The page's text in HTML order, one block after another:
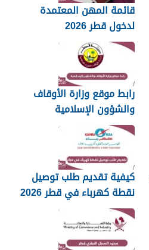
قائمة المهن المعتمدة
لدخول قطر 2026
رابط موقع وزارة الأوقاف
والشؤون الإسلامية
islam.gov.qa
كيفية تقديم طلب توصيل
نقطة كهرباء في قطر 2026